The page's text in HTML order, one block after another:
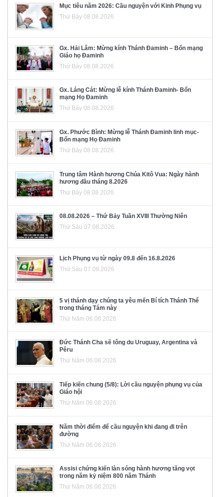
Mục tiêu năm 2026: Cầu nguyện với Kinh Phụng vụ
Thứ Bảy 08.08.2026
Gx. Hải Lâm: Mừng kính Thánh Đaminh – Bổn mạng
Giáo họ Đaminh
Thứ Bảy 08.08.2026
Gx. Láng Cát: Mừng lễ kính Thánh Đaminh- Bổn
mạng Họ Đaminh
Thứ Bảy 08.08.2026
Gx. Phước Bình: Mừng lễ Thánh Đaminh linh mục-
Bổn mạng Họ Đaminh
Thứ Bảy 08.08.2026
Trung tâm Hành hương Chúa Kitô Vua: Ngày hành
hương đầu tháng 8.2026
Thứ Bảy 08.08.2026
08.08.2026 – Thứ Bảy Tuần XVIII Thường Niên
Thứ Sáu 07.08.2026
Lịch Phụng vụ từ ngày 09.8 đến 16.8.2026
Thứ Sáu 07.08.2026
5 vị thánh dạy chúng ta yêu mến Bí tích Thánh Thể
trong tháng Tám này
Thứ Năm 06.08.2026
Đức Thánh Cha sẽ tông du Uruguay, Argentina và
Pêru
Thứ Năm 06.08.2026
Tiếp kiến chung (5/8): Lời cầu nguyện phụng vụ của
Giáo hội
Thứ Năm 06.08.2026
Năm thời điểm để cầu nguyện khi đang đi trên
đường
Thứ Năm 06.08.2026
Assisi chứng kiến làn sóng hành hương tăng vọt
trong năm kỷ niệm 800 năm Thánh
Thứ Năm 06.08.2026